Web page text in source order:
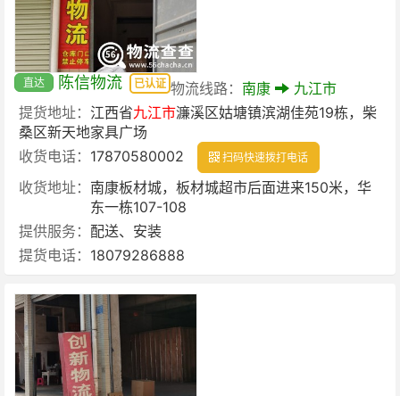
直达 陈信物流 已认证 物流线路： 南康
九江市
提货地址： 江西省九江市濂溪区姑塘镇滨湖佳苑19栋，柴
桑区新天地家具广场
收货电话： 17870580002 扫码快速拨打电话
收货地址： 南康板材城，板材城超市后面进来150米，华
东一栋107-108
提供服务： 配送、安装
提货电话： 18079286888